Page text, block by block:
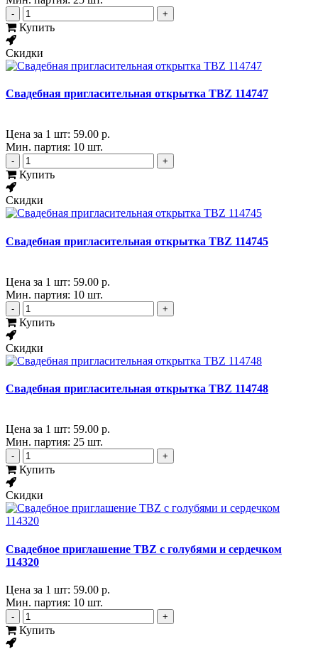
- +
Купить
Скидки
Свадебная пригласительная открытка TBZ 114747
Цена за 1 шт: 59.00 р.
Мин. партия: 10 шт.
- +
Купить
Скидки
Свадебная пригласительная открытка TBZ 114745
Цена за 1 шт: 59.00 р.
Мин. партия: 10 шт.
- +
Купить
Скидки
Свадебная пригласительная открытка TBZ 114748
Цена за 1 шт: 59.00 р.
Мин. партия: 25 шт.
- +
Купить
Скидки
Свадебное приглашение TBZ с голубями и сердечком
114320
Цена за 1 шт: 59.00 р.
Мин. партия: 10 шт.
- +
Купить